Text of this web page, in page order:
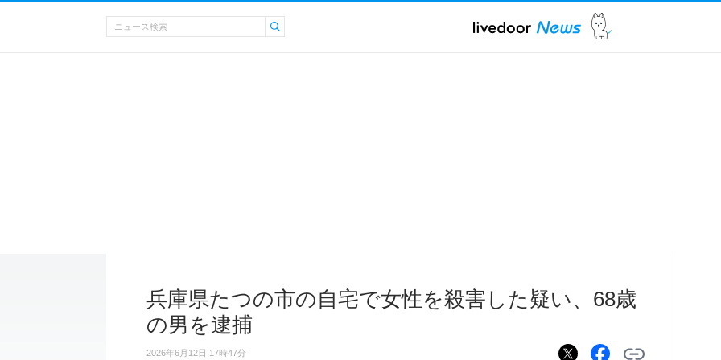
兵庫県たつの市の自宅で女性を殺害した疑い、68歳
の男を逮捕
2026年6月12日 17時47分